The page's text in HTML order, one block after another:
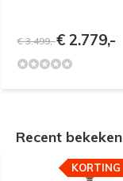
€ 3.499,-€ 2.779,-
Recent bekeken
KORTING